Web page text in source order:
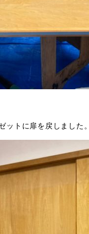
ットに扉を戻しました